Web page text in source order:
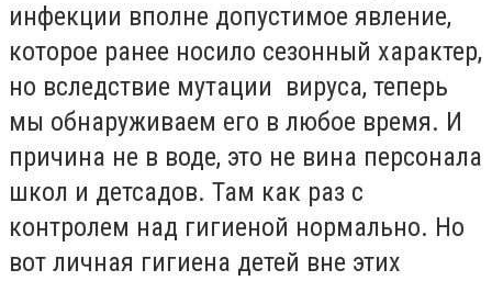
инфекции вполне допустимое явление,
которое ранее носило сезонный характер,
но вследствие мутации вируса, теперь
мы обнаруживаем его в любое время. И
причина не в воде, это не вина персонала
школ и детсадов. Там как раз с
контролем над гигиеной нормально. Но
вот личная гигиена детей вне этих